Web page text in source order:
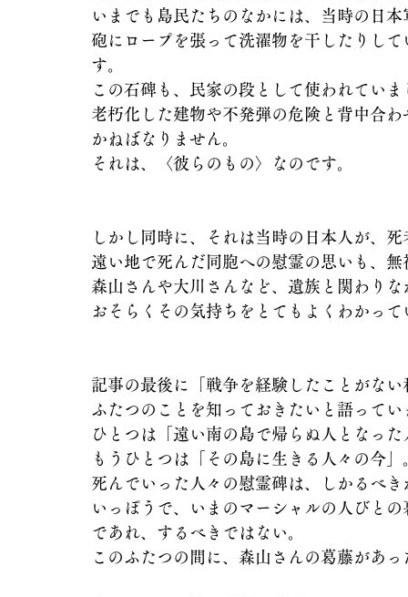
いまでも島民たちのなかには、当時の日
砲にロープを張って洗濯物を干したりし
す。
この石碑も、民家の段として使われていま
老朽化した建物や不発弾の危険と背中合
かねばなりません。
それは、〈彼らのもの〉なのです。
しかし同時に、それは当時の日本人が、
遠い地で死んだ同胞への慰霊の思いも、
森山さんや大川さんなど、遺族と関わり
おそらくその気持ちをとてもよくわかって
記事の最後に「戦争を経験したことがな
ふたつのことを知っておきたいと語ってい
ひとつは「遠い南の島で帰らぬ人となっ
もうひとつは「その島に生きる人々の今」
死んでいった人々の慰霊碑は、しかるべ
いっぽうで、いまのマーシャルの人びと
であれ、するべきではない。
このふたつの間に、森山さんの葛藤があ